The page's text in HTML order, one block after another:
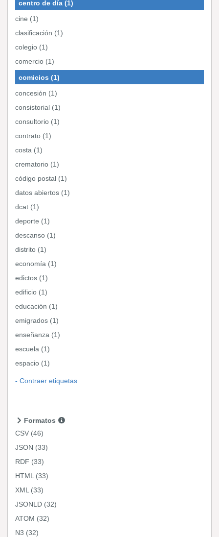
centro de día (1)
cine (1)
clasificación (1)
colegio (1)
comercio (1)
comicios (1)
concesión (1)
consistorial (1)
consultorio (1)
contrato (1)
costa (1)
crematorio (1)
código postal (1)
datos abiertos (1)
dcat (1)
deporte (1)
descanso (1)
distrito (1)
economía (1)
edictos (1)
edificio (1)
educación (1)
emigrados (1)
enseñanza (1)
escuela (1)
espacio (1)
Contraer etiquetas
Formatos
CSV (46)
JSON (33)
RDF (33)
HTML (33)
XML (33)
JSONLD (32)
ATOM (32)
N3 (32)